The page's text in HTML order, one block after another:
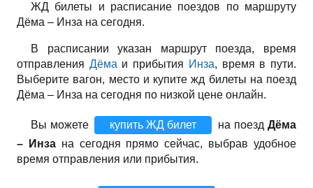
ЖД билеты и расписание поездов по маршруту
Дёма – Инза на сегодня.
В расписании указан маршрут поезда, время
отправления Дёма и прибытия Инза, время в пути.
Выберите вагон, место и купите жд билеты на поезд
Дёма – Инза на сегодня по низкой цене онлайн.
Вы можете купить ЖД билет на поездДёма
– Инзана сегодня прямо сейчас, выбрав удобное
время отправления или прибытия.